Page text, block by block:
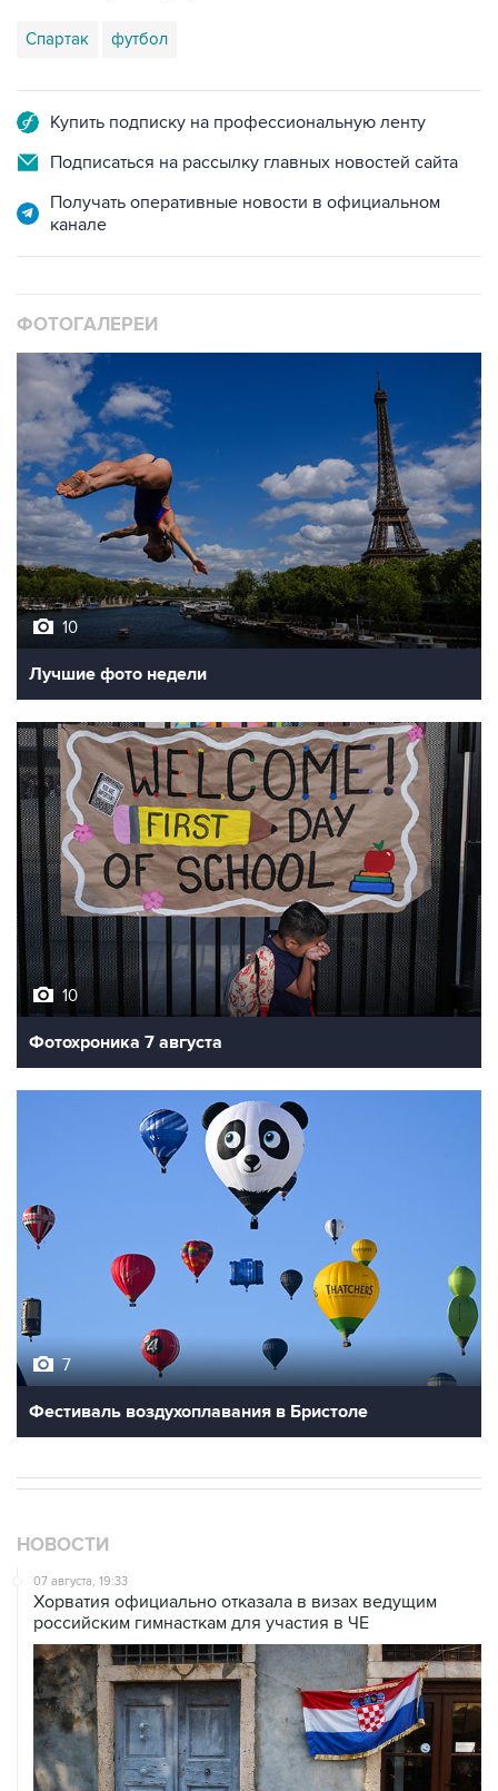
Спартак футбол
Купить подписку на профессиональную ленту
Подписаться на рассылку главных новостей сайта
Получать оперативные новости в официальном
канале
ФОТОГАЛЕРЕИ
10
Лучшие фото недели
10
Фотохроника 7 августа
7
Фестиваль воздухоплавания в Бристоле
НОВОСТИ
07 августа, 19:33
Хорватия официально отказала в визах ведущим
российским гимнасткам для участия в ЧЕ